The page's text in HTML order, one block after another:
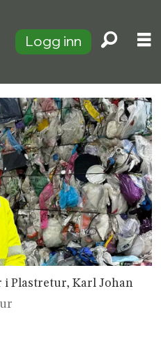
Logg inn
Plastretur, Karl Johan